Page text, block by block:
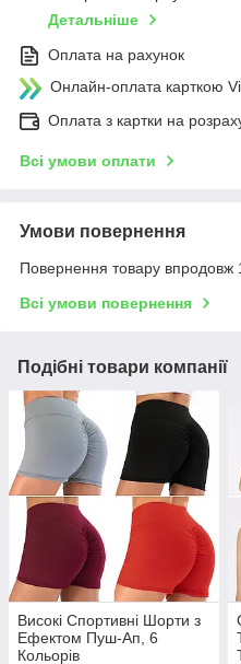
Детальніше
Оплата на рахунок
Онлайн-оплата карткою
Оплата з картки на
Всі умови оплати
Умови повернення
Повернення товару впродовж
Всі умови повернення
Подібні товари компанії
Високі Спортивні Шорти з
Ефектом Пуш-Ап, 6
Кольорів